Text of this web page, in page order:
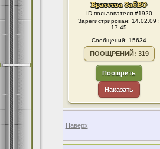
ID пользователя #1920
Зарегистрирован: 14.02.09 :
17:45
Сообщений: 15634
ПООЩРЕНИЙ: 319
Поощрить
Наказать
Наверх